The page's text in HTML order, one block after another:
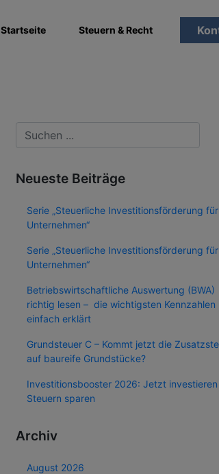
Startseite Steuern & Recht
Neueste Beiträge
Serie „Steuerliche Investitionsförderung für
Unternehmen“
Serie „Steuerliche Investitionsförderung für
Unternehmen“
Betriebswirtschaftliche Auswertung (BWA)
richtig lesen – die wichtigsten Kennzahlen
einfach erklärt
Grundsteuer C – Kommt jetzt die
auf baureife Grundstücke?
Investitionsbooster 2026: Jetzt
Steuern sparen
Archiv
August 2026